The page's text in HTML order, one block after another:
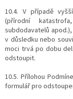
10.4. V případě
(přírodní
subdodavatelů
v důsledku nebo
moci trvá po dobu
odstoupit.
10.5. Přílohou
formulář pro